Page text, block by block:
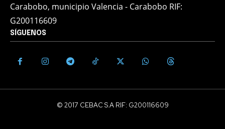
Carabobo, municipio Valencia - Carabobo RIF:
G200116609
SÍGUENOS
© 2017 CEBAC S.A RIF: G200116609